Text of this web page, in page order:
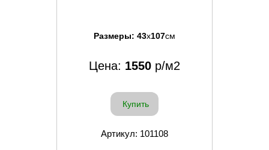
Размеры: 43x107см
Цена: 1550 р/м2
Купить
Артикул: 101108